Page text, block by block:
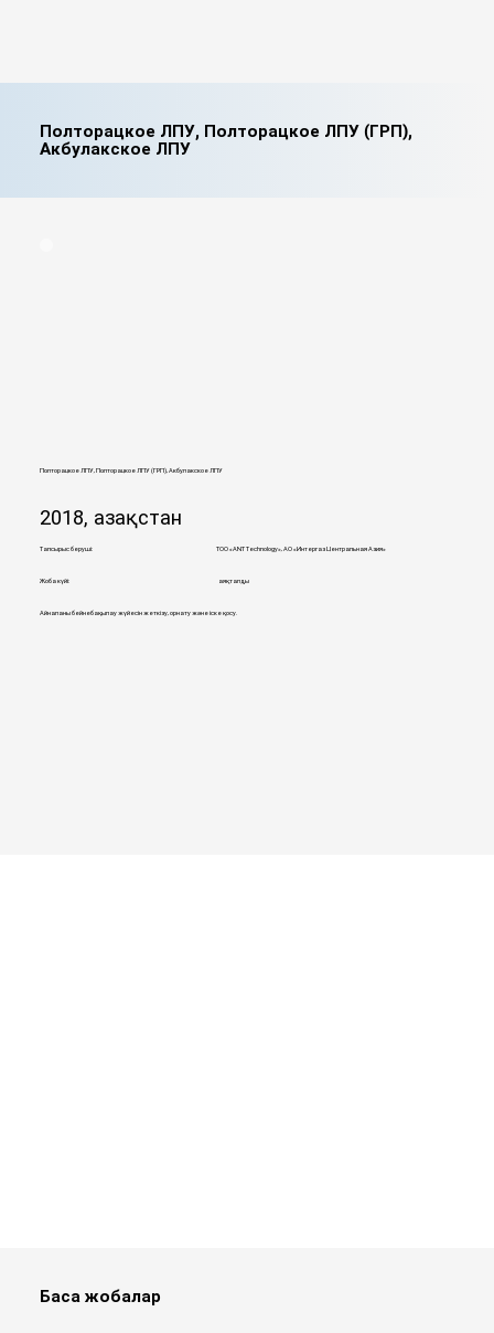
Полторацкое ЛПУ, Полторацкое ЛПУ (ГРП),
Акбулакское ЛПУ
Басқа жобалар
Полторацкое ЛПУ, Полторацкое ЛПУ (ГРП), Акбулакское ЛПУ
2018, Қазақстан
ТОО «ANT Technology», AO «Интергаз Центральная Азия»
Тапсырыс беруші:
Жоба күйі: аяқталды
Айналаны бейнебақылау жүйесін жеткізу, орнату және іске қосу.